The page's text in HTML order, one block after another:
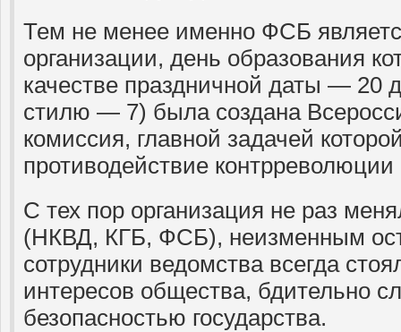
Тем не менее именно ФСБ
организации, день образования
качестве праздничной даты — 20
стилю — 7) была создана
комиссия, главной задачей
противодействие контрреволюции
С тех пор организация не раз
(НКВД, КГБ, ФСБ), неизменным
сотрудники ведомства всегда
интересов общества, бдительно
безопасностью государства.